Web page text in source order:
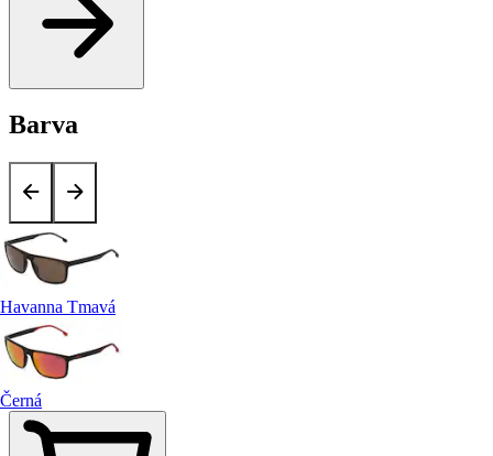
Barva
Havanna Tmavá
Černá